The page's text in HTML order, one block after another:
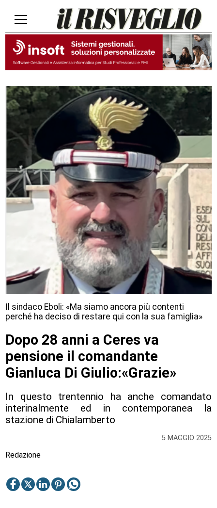
5 MAGGIO 2025
Il sindaco Eboli: «Ma siamo ancora più contenti
perché ha deciso di restare qui con la sua famiglia»
Dopo 28 anni a Ceres va
pensione il comandante
Gianluca Di Giulio:«Grazie»
In questo trentennio ha anche comandato
interinalmente ed in contemporanea la
stazione di Chialamberto
Redazione